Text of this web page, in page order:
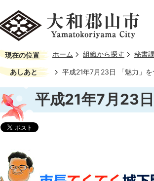
現在の位置 ホーム 組織から探す 秘書課
あしあと 平成21年7月23日 「魅力」を
平成21年7月23